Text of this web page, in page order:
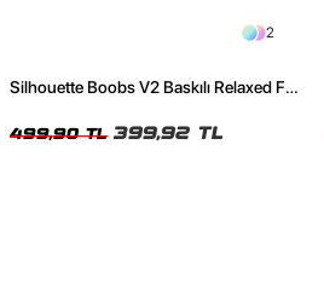
2
Silhouette Boobs V2 Baskılı Relaxed Fit
499,90 TL 399,92 TL